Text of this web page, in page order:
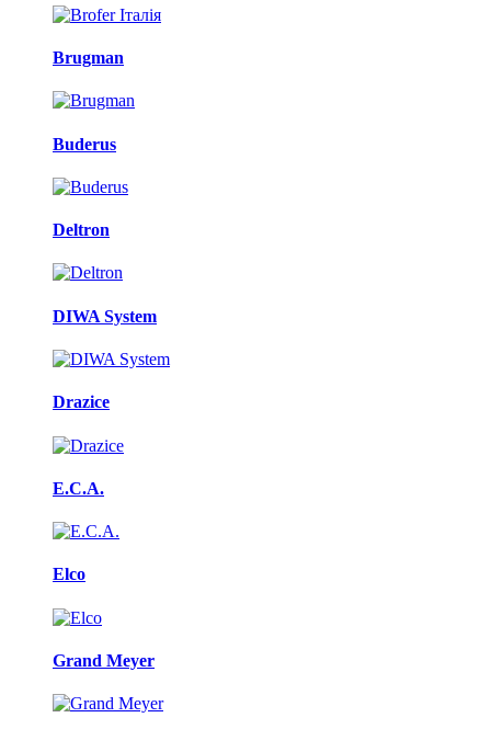
Brugman
Buderus
Deltron
DIWA System
Drazice
E.C.A.
Elco
Grand Meyer